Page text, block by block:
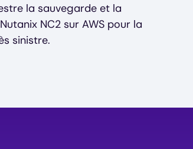
la sauvegarde et la
NC2 sur AWS pour la
sinistre.